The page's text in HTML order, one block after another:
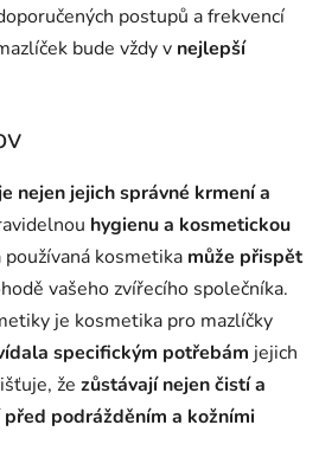
postupů a frekvencí
bude vždy v nejlepší
nejen jejich správné krmení a
hygienu a kosmetickou
používaná kosmetika může přispět
vašeho zvířecího společníka.
je kosmetika pro mazlíčky
specifickým potřebám jejich
že zůstávají nejen čistí a
před podrážděním a kožními